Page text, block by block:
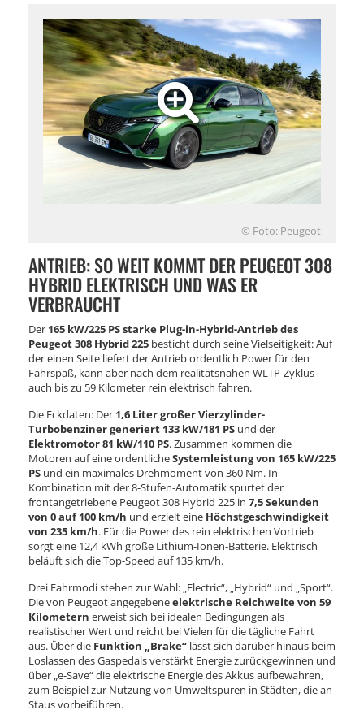
© Foto: Peugeot
ANTRIEB: SO WEIT KOMMT DER PEUGEOT 308
HYBRID ELEKTRISCH UND WAS ER
VERBRAUCHT
Der 165 kW/225 PS starke Plug-in-Hybrid-Antrieb des
Peugeot 308 Hybrid 225 besticht durch seine Vielseitigkeit: Auf
der einen Seite liefert der Antrieb ordentlich Power für den
Fahrspaß, kann aber nach dem realitätsnahen WLTP-Zyklus
auch bis zu 59 Kilometer rein elektrisch fahren.
Die Eckdaten: Der 1,6 Liter großer Vierzylinder-
Turbobenziner generiert 133 kW/181 PS und der
Elektromotor 81 kW/110 PS. Zusammen kommen die
Motoren auf eine ordentlicheSystemleistung von 165 kW/225
PS und ein maximales Drehmoment von 360 Nm. In
Kombination mit der 8-Stufen-Automatik spurtet der
frontangetriebene Peugeot 308 Hybrid 225 in 7,5 Sekunden
von 0 auf 100 km/h und erzielt eine Höchstgeschwindigkeit
von 235 km/h. Für die Power des rein elektrischen Vortrieb
sorgt eine 12,4 kWh große Lithium-Ionen-Batterie. Elektrisch
beläuft sich die Top-Speed auf 135 km/h.
Drei Fahrmodi stehen zur Wahl: „Electric“, „Hybrid“ und „Sport“.
Die von Peugeot angegebeneelektrische Reichweite von 59
Kilometern erweist sich bei idealen Bedingungen als
realistischer Wert und reicht bei Vielen für die tägliche Fahrt
aus. Über die Funktion „Brake“ lässt sich darüber hinaus beim
Loslassen des Gaspedals verstärkt Energie zurückgewinnen und
über „e-Save“ die elektrische Energie des Akkus aufbewahren,
zum Beispiel zur Nutzung von Umweltspuren in Städten, die an
Staus vorbeiführen.